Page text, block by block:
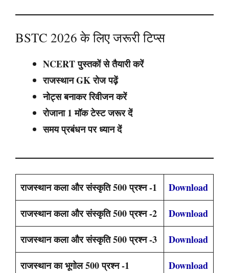
BSTC 2026 के लिए जरूरी टिप्स
NCERT पुस्तकों से तैयारी करें
राजस्थान GK रोज पढ़ें
नोट्स बनाकर रिवीजन करें
रोजाना 1 मॉक टेस्ट जरूर दें
समय प्रबंधन पर ध्यान दें
राजस्थान कला और संस्कृति 500 प्रश्न -1
Download
राजस्थान कला और संस्कृति 500 प्रश्न -2
Download
राजस्थान कला और संस्कृति 500 प्रश्न -3
Download
राजस्थान का भूगोल 500 प्रश्न -1
Download